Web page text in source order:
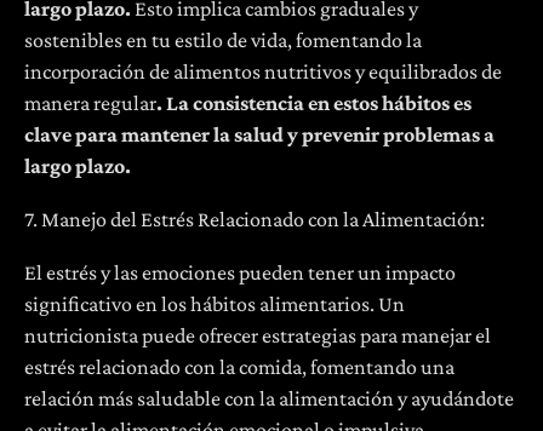
largo plazo.Esto implica cambios graduales y
sostenibles en tu estilo de vida, fomentando la
incorporación de alimentos nutritivos y equilibrados de
manera regular. La consistencia en estos hábitos es
clave para mantener la salud y prevenir problemas a
largo plazo.
7. Manejo del Estrés Relacionado con la Alimentación:
El estrés y las emociones pueden tener un impacto
significativo en los hábitos alimentarios. Un
nutricionista puede ofrecer estrategias para manejar el
estrés relacionado con la comida, fomentando una
relación más saludable con la alimentación y ayudándote